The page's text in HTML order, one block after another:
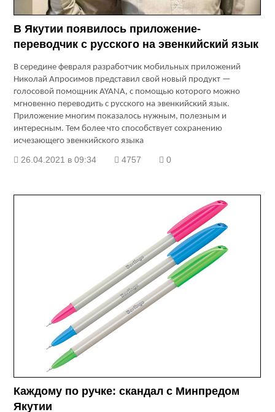
В Якутии появилось приложение-
переводчик с русского на эвенкийский язык
В середине февраля разработчик мобильных приложений
Николай Апросимов представил свой новый продукт —
голосовой помощник AYANA, с помощью которого можно
мгновенно переводить с русского на эвенкийский язык.
Приложение многим показалось нужным, полезным и
интересным. Тем более что способствует сохранению
исчезающего эвенкийского языка
26.04.2021 в 09:34 4757 0
Каждому по ручке: скандал с Минпредом
Якутии